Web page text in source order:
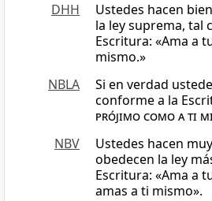
DHH
Ustedes hacen
la ley suprema, tal
Escritura: «Ama a
mismo.»
NBLA
Si en verdad
conforme a la
prójimo como a ti
NBV
Ustedes hacen
obedecen la ley
Escritura: «Ama a
amas a ti mismo».